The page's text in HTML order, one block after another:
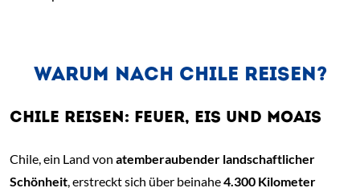
WARUM NACH CHILE REISEN?
CHILE REISEN: FEUER, EIS UND MOAIS
Chile, ein Land von atemberaubender landschaftlicher
Schönheit, erstreckt sich über beinahe4.300 Kilometer